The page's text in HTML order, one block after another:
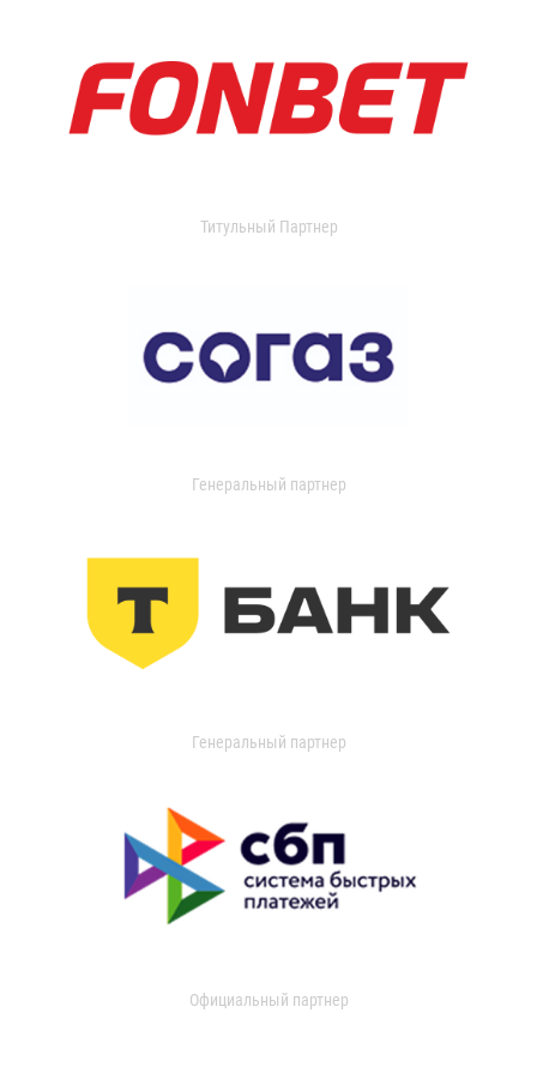
Титульный Партнер
Генеральный партнер
Генеральный партнер
Официальный партнер